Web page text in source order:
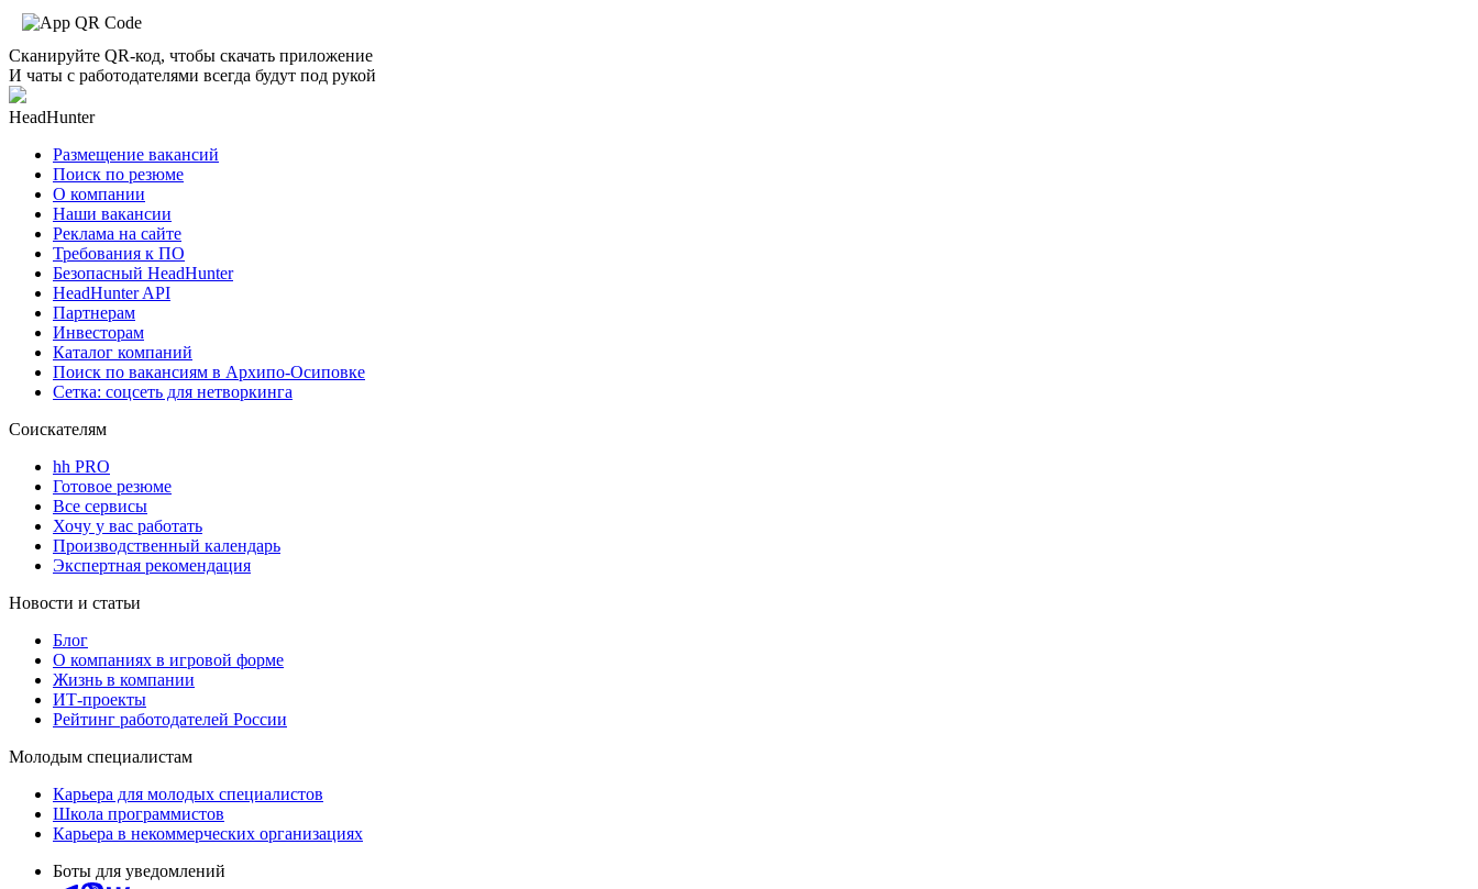
Сканируйте QR-код, чтобы скачать приложение
И чаты с работодателями всегда будут под рукой
HeadHunter
Размещение вакансий
Поиск по резюме
О компании
Наши вакансии
Реклама на сайте
Требования к ПО
Безопасный HeadHunter
HeadHunter API
Партнерам
Инвесторам
Каталог компаний
Поиск по вакансиям в Архипо-Осиповке
Сетка: соцсеть для нетворкинга
Соискателям
hh PRO
Готовое резюме
Все сервисы
Хочу у вас работать
Производственный календарь
Экспертная рекомендация
Новости и статьи
Блог
О компаниях в игровой форме
Жизнь в компании
ИТ-проекты
Рейтинг работодателей России
Молодым специалистам
Карьера для молодых специалистов
Школа программистов
Карьера в некоммерческих организациях
Боты для уведомлений